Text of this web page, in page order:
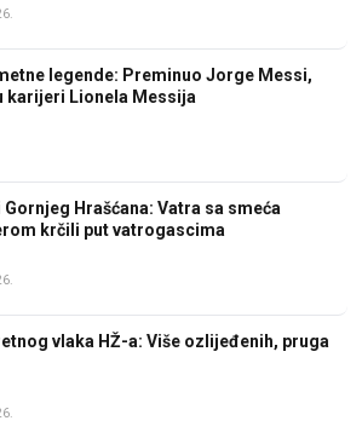
legende: Preminuo Jorge Messi,
karijeri Lionela Messija
Hrašćana: Vatra sa smeća
krčili put vatrogascima
vlaka HŽ-a: Više ozlijeđenih, pruga